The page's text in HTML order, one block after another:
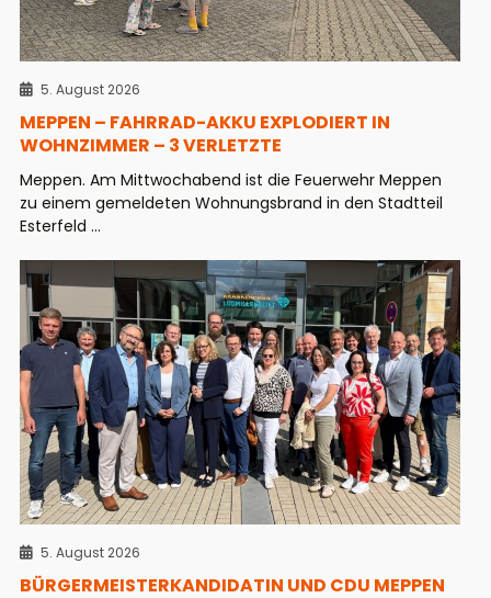
5. August 2026
MEPPEN – FAHRRAD-AKKU EXPLODIERT IN
WOHNZIMMER – 3 VERLETZTE
Meppen. Am Mittwochabend ist die Feuerwehr Meppen
zu einem gemeldeten Wohnungsbrand in den Stadtteil
Esterfeld ...
5. August 2026
BÜRGERMEISTERKANDIDATIN UND CDU MEPPEN